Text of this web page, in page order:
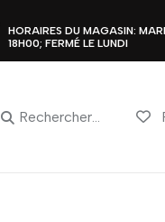
HORAIRES DU MAGASIN:
18H00; FERMÉ LE LUNDI